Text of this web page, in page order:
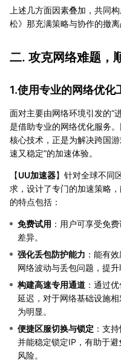
上述几方面因素叠加，共同
松》那充满策略与协作的撤离
二. 攻克网络难题，
1.使用专业的网络优化
面对主要由网络环境引发的“
是借助专业的网络优化服务
核心技术，正是为解决跨国
速又稳定”的加速体验。
【UU加速器】针对全球不同
求，设计了专门的加速策略
的特点包括：
免费试用 ：用户可享受免
差异。
强化丢包防护能力 ：能有
网络波动与丢包问题，提升
构建高速专用通道 ：通过
延迟，对于网络基础设施
为明显。
便捷区服切换与锁定 ：支
并能稳定锁定IP，有助于
风险。